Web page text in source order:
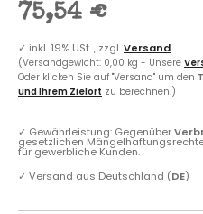
75,54 €
✓ inkl. 19% USt. , zzgl.Versand
(Versandgewicht: 0,00 kg - Unsere
Oder klicken Sie auf "Versand" um den
und Ihrem Zielort zu berechnen.)
✓ Gewährleistung: Gegenüber
gesetzlichen
für gewerbliche Kunden.
✓ Versand aus Deutschland (DE)